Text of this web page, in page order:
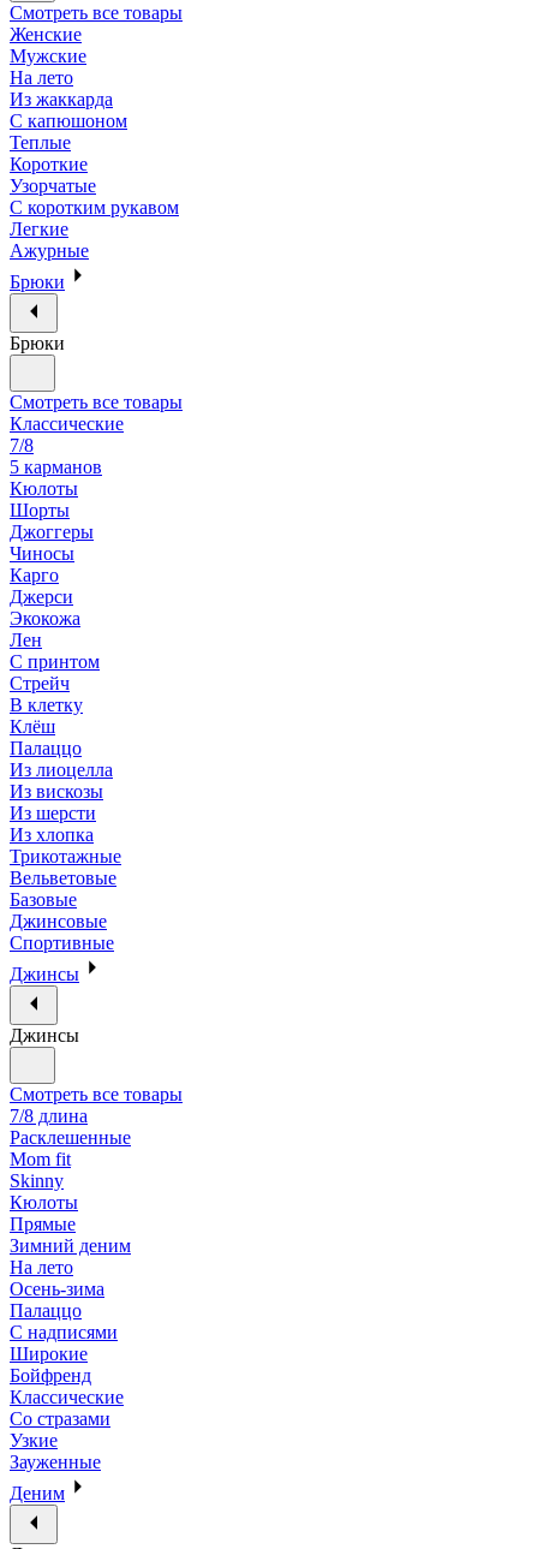
Смотреть все товары
Женские
Мужские
На лето
Из жаккарда
С капюшоном
Теплые
Короткие
Узорчатые
С коротким рукавом
Легкие
Ажурные
Брюки
Брюки
Смотреть все товары
Классические
7/8
5 карманов
Кюлоты
Шорты
Джоггеры
Чиносы
Карго
Джерси
Экокожа
Лен
С принтом
Стрейч
В клетку
Клёш
Палаццо
Из лиоцелла
Из вискозы
Из шерсти
Из хлопка
Трикотажные
Вельветовые
Базовые
Джинсовые
Спортивные
Джинсы
Джинсы
Смотреть все товары
7/8 длина
Расклешенные
Mom fit
Skinny
Кюлоты
Прямые
Зимний деним
На лето
Осень-зима
Палаццо
С надписями
Широкие
Бойфренд
Классические
Со стразами
Узкие
Зауженные
Деним